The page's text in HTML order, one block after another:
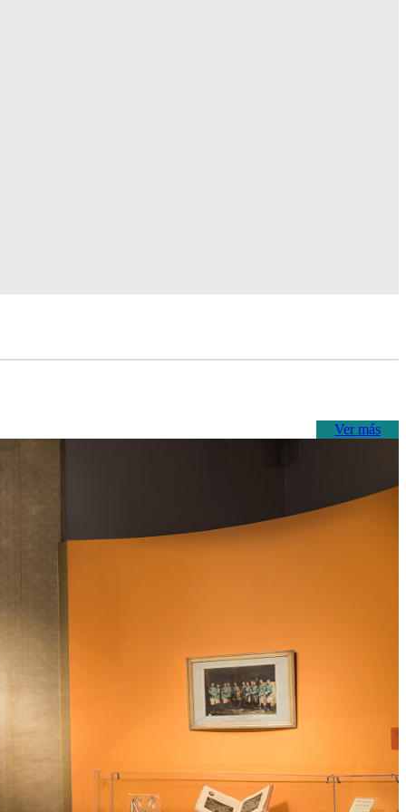
Ver más